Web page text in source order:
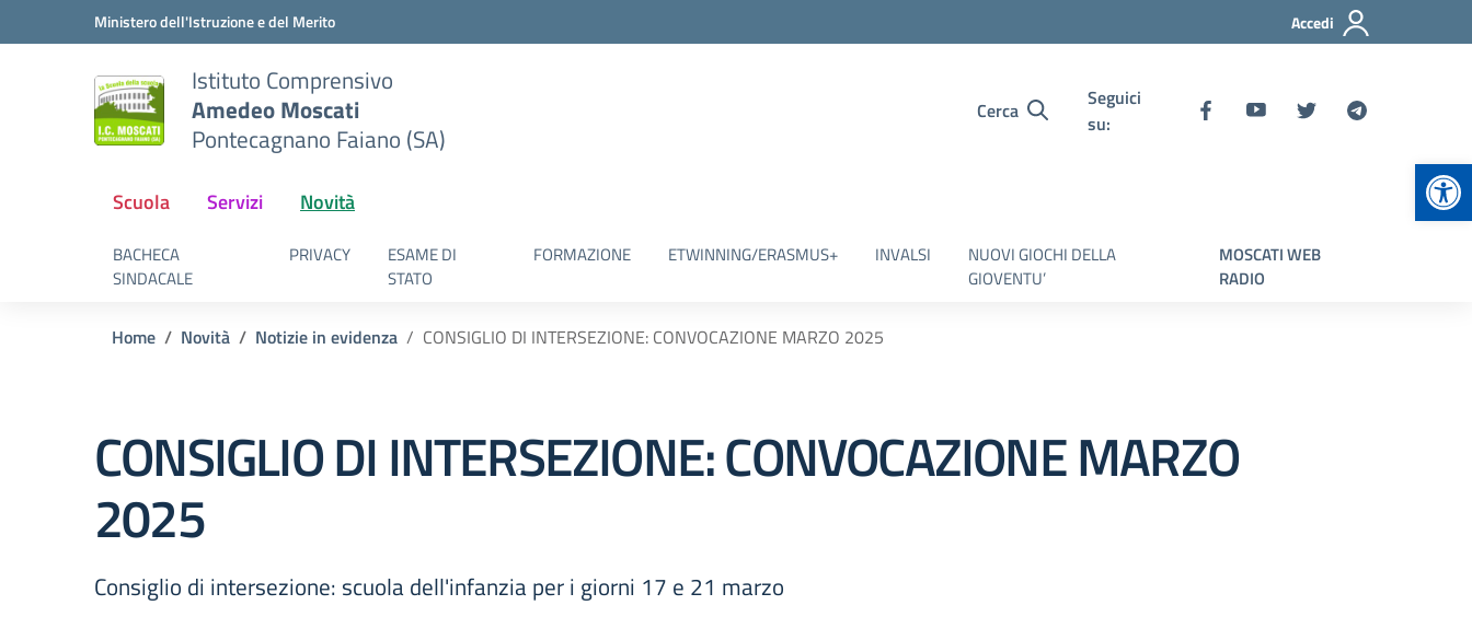
Vai ai contenuti
Vai al menu di navigazioneMinistero dell'Istruzione e del Merito Accedi
Istituto Comprensivo
Amedeo Moscati
Pontecagnano Faiano (SA)
Cerca
Seguici
su:
Scuola Servizi Novità
BACHECA
SINDACALE
PRIVACY
ESAME DI
STATO
FORMAZIONE ETWINNING/ERASMUS+ INVALSI
NUOVI GIOCHI DELLA
GIOVENTU’
MOSCATI WEB
RADIO
Home Novità Notizie in evidenza CONSIGLIO DI INTERSEZIONE: CONVOCAZIONE MARZO 2025
CONSIGLIO DI INTERSEZIONE: CONVOCAZIONE MARZO
2025
Consiglio di intersezione: scuola dell'infanzia per i giorni 17 e 21 marzo